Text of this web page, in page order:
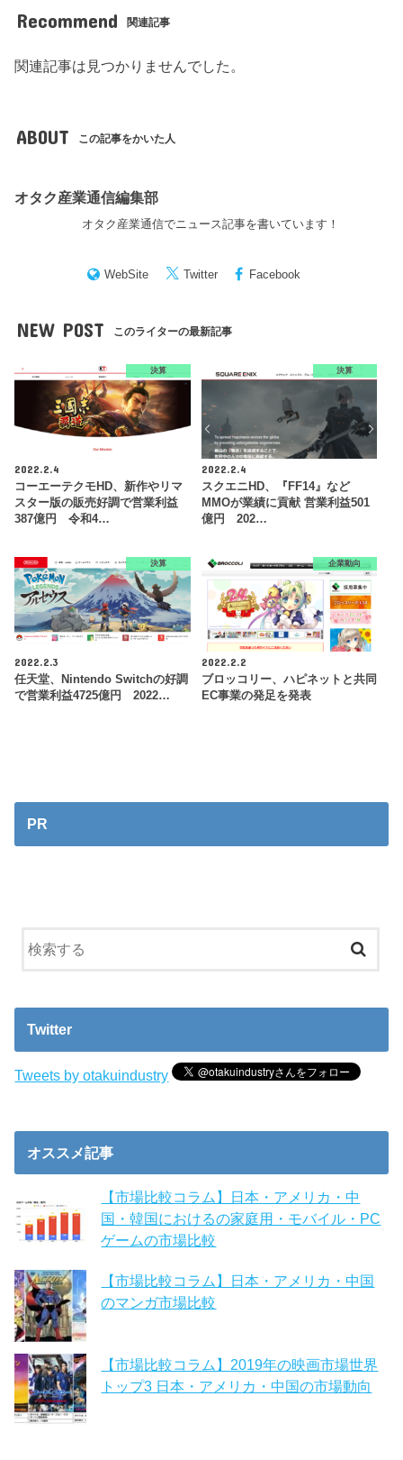
Recommend 関連記事
関連記事は見つかりませんでした。
ABOUT この記事をかいた人
オタク産業通信編集部
オタク産業通信でニュース記事を書いています！
WebSite Twitter Facebook
NEW POST このライターの最新記事
決算
2022.2.4
コーエーテクモHD、新作やリマ
スター版の販売好調で営業利益
387億円 令和4…
決算
2022.2.4
スクエニHD、『FF14』など
MMOが業績に貢献 営業利益501
億円 202…
決算
2022.2.3
任天堂、Nintendo Switchの好調
で営業利益4725億円 2022…
企業動向
2022.2.2
ブロッコリー、ハピネットと共同
EC事業の発足を発表
PR
Twitter
Tweets by otakuindustry
オススメ記事
【市場比較コラム】日本・アメリカ・中
国・韓国におけるの家庭用・モバイル・PC
ゲームの市場比較
【市場比較コラム】日本・アメリカ・中国
のマンガ市場比較
【市場比較コラム】2019年の映画市場世界
トップ3 日本・アメリカ・中国の市場動向